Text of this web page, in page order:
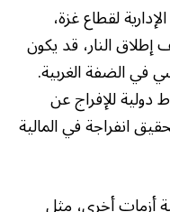
لقطاع غزة،
إطلاق النار، قد يكون
في الضفة الغربية.
للإفراج عن
انفراجة في المالية